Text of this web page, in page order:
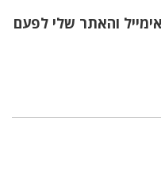
והאתר שלי לפעם